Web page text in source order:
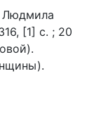
Людмила
[1] с. ; 20